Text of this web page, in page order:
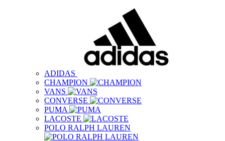
ADIDAS
CHAMPION
VANS
CONVERSE
PUMA
LACOSTE
POLO RALPH LAUREN